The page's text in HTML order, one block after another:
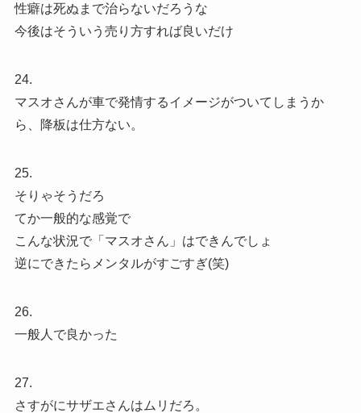
性癖は死ぬまで治らないだろうな
今後はそういう売り方すれば良いだけ
24.
マスオさんが車で発情するイメージがついてしまうか
ら、降板は仕方ない。
25.
そりゃそうだろ
てか一般的な感覚で
こんな状況で「マスオさん」はできんでしょ
逆にできたらメンタルがすごすぎ(笑)
26.
一般人で良かった
27.
さすがにサザエさんはムリだろ。